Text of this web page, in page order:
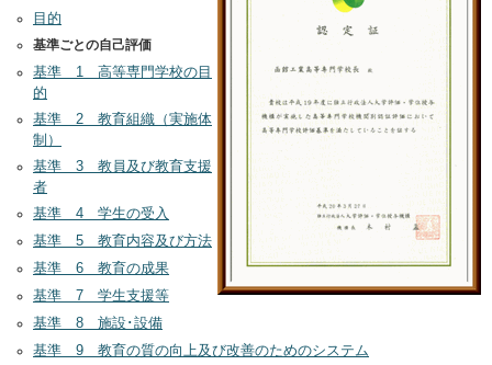
目的
基準ごとの自己評価
基準 1 高等専門学校の目
的
基準 2 教育組織（実施体
制）
基準 3 教員及び教育支援
者
基準 4 学生の受入
基準 5 教育内容及び方法
基準 6 教育の成果
基準 7 学生支援等
基準 8 施設･設備
基準 9 教育の質の向上及び改善のためのシステム